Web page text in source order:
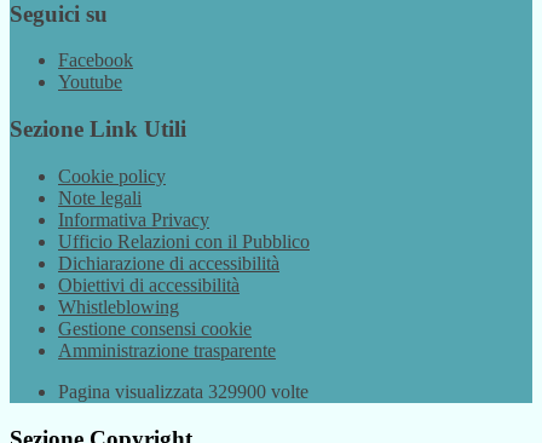
Seguici su
Facebook
Youtube
Sezione Link Utili
Cookie policy
Note legali
Informativa Privacy
Ufficio Relazioni con il Pubblico
Dichiarazione di accessibilità
Obiettivi di accessibilità
Whistleblowing
Gestione consensi cookie
Amministrazione trasparente
Pagina visualizzata 329900 volte